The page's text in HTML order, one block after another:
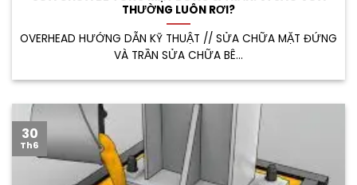
THƯỜNG LUÔN RƠI?
OVERHEAD HƯỚNG DẪN KỸ THUẬT // SỬA CHỮA MẶT ĐỨNG
VÀ TRẦN SỬA CHỮA BÊ...
30
Th6